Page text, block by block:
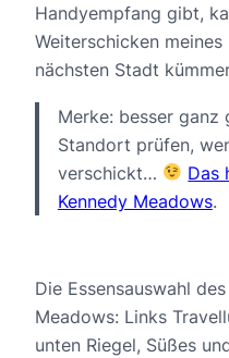
Handyempfang gibt,
Weiterschicken
nächsten Stadt
Merke: besser ganz
Standort prüfen,
verschickt…
Das
Kennedy Meadows.
Die Essensauswahl
Meadows: Links
unten Riegel, Süßes